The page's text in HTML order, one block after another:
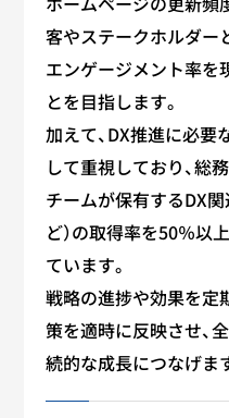
客やステークホルダー
エンゲージメント率を
とを目指します。
加えて、DX推進に必
して重視しており、総
チームが保有するDX関
ど）の取得率を50％以
ています。
戦略の進捗や効果を定
策を適時に反映させ、
続的な成長につなげま